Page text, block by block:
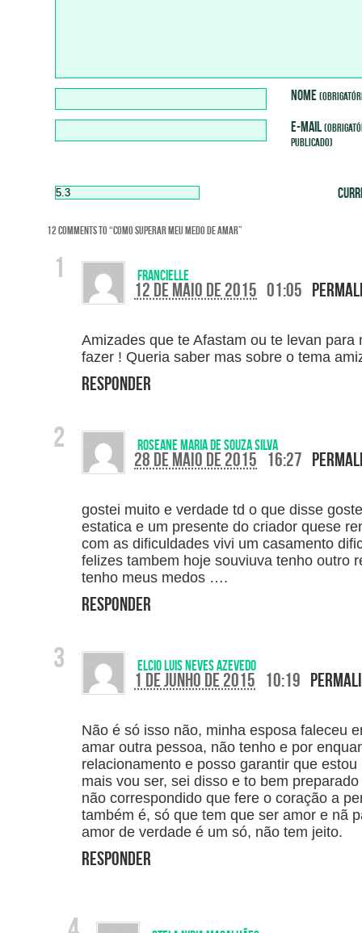
nome
e-mail
publicado)
12 COMMENTS TO “COMO SUPERAR MEU MEDO DE AMAR”
Francielle
12 de maio de 2015 01:05
Amizades que te Afastam ou te levan para
fazer ! Queria saber mas sobre o tema
Responder
roseane maria de souza silva
28 de maio de 2015 16:27
gostei muito e verdade td o que disse
estatica e um presente do criador quese
com as dificuldades vivi um casamento
felizes tambem hoje souviuva tenho outro
tenho meus medos ….
Responder
Elcio Luis Neves Azevedo
1 de junho de 2015 10:19
Não é só isso não, minha esposa faleceu
amar outra pessoa, não tenho e por
relacionamento e posso garantir que
mais vou ser, sei disso e to bem
não correspondido que fere o coração a
também é, só que tem que ser amor e nã
amor de verdade é um só, não tem jeito.
Responder